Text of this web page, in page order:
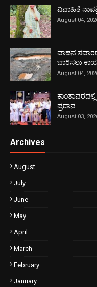
ವಿವಾಹಿತೆ
August 04,
ವಾಹನ
ಬಾರಿಸಲು
August 04,
ಪ್ರದಾನ
August 03,
Archives
August
July
June
May
April
March
February
January